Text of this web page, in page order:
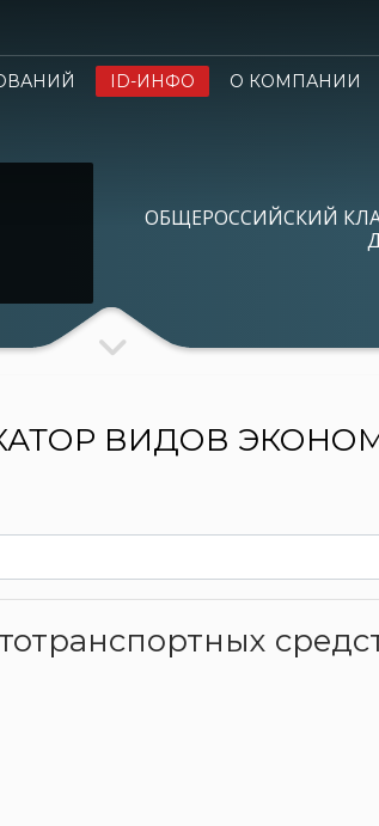
ID-ИНФО
О КОМПАНИИ
ОБЩЕРОССИЙСКИЙ
ВИДОВ